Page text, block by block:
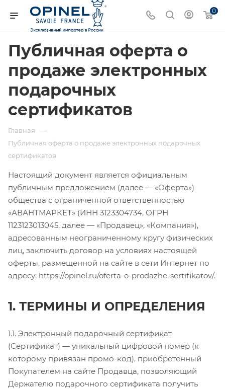
0
Публичная оферта о
продаже электронных
подарочных
сертификатов
Главная —
Публичная оферта о продаже электронных подарочных
сертификатов
Настоящий документ является официальным
публичным предложением (далее — «Оферта»)
общества с ограниченной ответственностью
«АВАНТМАРКЕТ» (ИНН 3123304734, ОГРН
1123123013045, далее — «Продавец», «Компания»),
адресованным неограниченному кругу физических
лиц, заключить договор на условиях настоящей
оферты, размещенной на сайте в сети Интернет по
адресу: https://opinel.ru/oferta-o-prodazhe-sertifikatov/.
1. ТЕРМИНЫ И ОПРЕДЕЛЕНИЯ
1.1. Электронный подарочный сертификат
(Сертификат) — уникальный цифровой номер (к
которому привязан промо-код), приобретенный
Покупателем на сайте Продавца, позволяющий
Держателю подарочного сертификата получить